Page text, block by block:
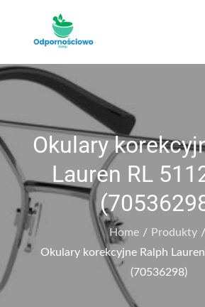
Okulary
Lauren RL
Home
Produkty
Okulary korekcyjne Ralph
(70536298)